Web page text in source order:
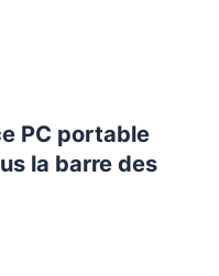
PC portable
la barre des